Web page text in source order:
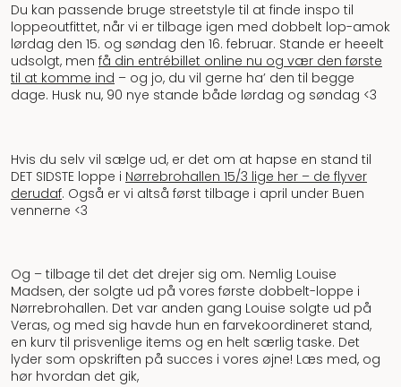
Du kan passende bruge streetstyle til at finde inspo til
loppeoutfittet, når vi er tilbage igen med dobbelt lop-amok
lørdag den 15. og søndag den 16. februar. Stande er heeelt
udsolgt, men få din entrébillet online nu og vær den første
til at komme ind – og jo, du vil gerne ha’ den til begge
dage. Husk nu, 90 nye stande både lørdag og søndag <3
Hvis du selv vil sælge ud, er det om at hapse en stand til
DET SIDSTE loppe i Nørrebrohallen 15/3 lige her – de flyver
derudaf. Også er vi altså først tilbage i april under Buen
vennerne <3
Og – tilbage til det det drejer sig om. Nemlig Louise
Madsen, der solgte ud på vores første dobbelt-loppe i
Nørrebrohallen. Det var anden gang Louise solgte ud på
Veras, og med sig havde hun en farvekoordineret stand,
en kurv til prisvenlige items og en helt særlig taske. Det
lyder som opskriften på succes i vores øjne! Læs med, og
hør hvordan det gik,